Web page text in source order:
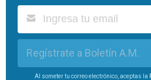
Regístrate a Boletín A.M.
Al someter tu correo electrónico, aceptas la